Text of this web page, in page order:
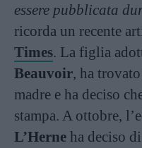
essere pubblicata
ricorda un recente
Times. La figlia
Beauvoir, ha
madre e ha deciso
stampa. A ottobre,
L’Herne ha deciso